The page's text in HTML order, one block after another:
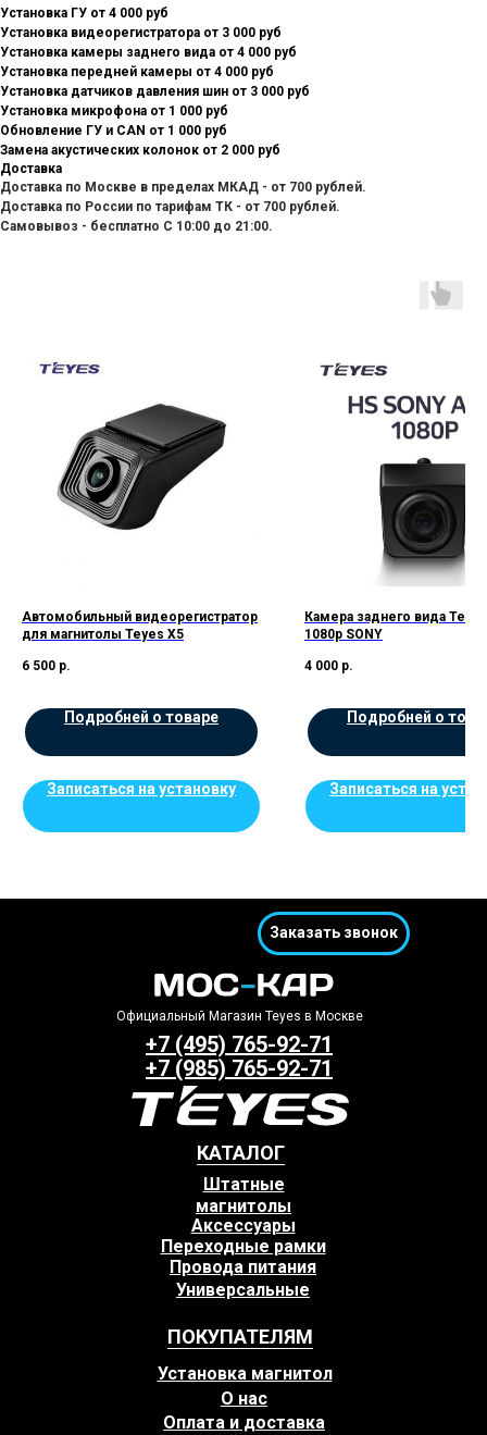
Установка ГУ от 4 000 руб
Установка видеорегистратора от 3 000 руб
Установка камеры заднего вида от 4 000 руб
Установка передней камеры от 4 000 руб
Установка датчиков давления шин от 3 000 руб
Установка микрофона от 1 000 руб
Обновление ГУ и CAN от 1 000 руб
Замена акустических колонок от 2 000 руб
Доставка
Доставка по Москве в пределах МКАД - от 700 рублей.
Доставка по России по тарифам ТК - от 700 рублей.
Самовывоз - бесплатно С 10:00 до 21:00.
Автомобильный видеорегистратор
для магнитолы Teyes X5
6 500 р.
Подробней о товаре
Записаться на установку
Камера заднего вида
1080p SONY
4 000 р.
Подробней о
Записаться на
ПОКУПАТЕЛЯМ
КАТАЛОГ
+7 (495) 765-92-71
+7 (985) 765-92-71
Аксессуары
Провода питания
Штатные
магнитолы
Переходные рамки
Заказать звонок
Официальный Магазин Teyes в Москве
Универсальные
Установка магнитол
Оплата и доставка
О нас